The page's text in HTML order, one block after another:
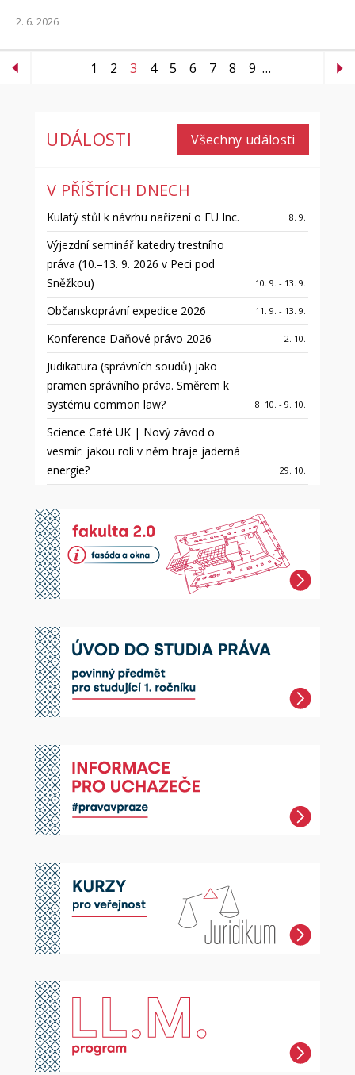
2. 6. 2026
1 2 3 4 5 6 7 8 9 …
UDÁLOSTI Všechny události
V PŘÍŠTÍCH DNECH
Kulatý stůl k návrhu nařízení o EU Inc. 8. 9.
Výjezdní seminář katedry trestního
práva (10.–13. 9. 2026 v Peci pod
Sněžkou)
10. 9. - 13. 9.
Občanskoprávní expedice 2026 11. 9. - 13. 9.
Konference Daňové právo 2026 2. 10.
Judikatura (správních soudů) jako
pramen správního práva. Směrem k
systému common law?
8. 10. - 9. 10.
Science Café UK | Nový závod o
vesmír: jakou roli v něm hraje jaderná
energie?
29. 10.